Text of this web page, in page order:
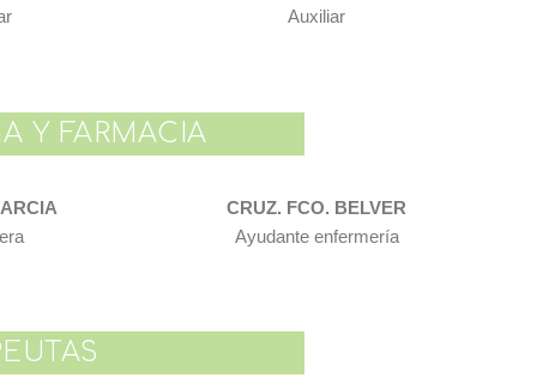
Auxiliar
Y FARMACIA
CRUZ. FCO. BELVER
Ayudante enfermería